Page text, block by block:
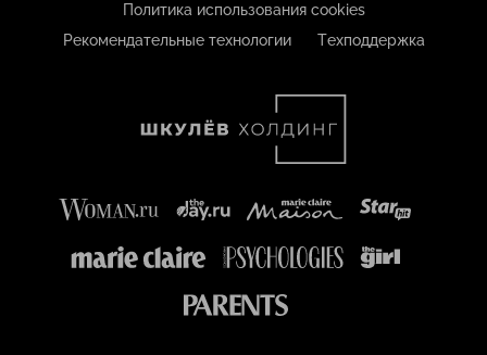
Политика использования cookies
Рекомендательные технологии
Техподдержка